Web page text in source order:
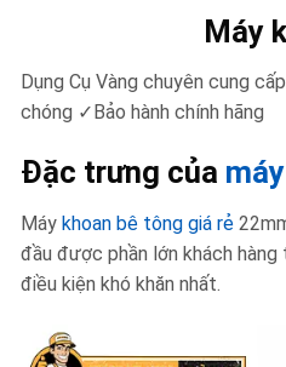
Máy
Dụng Cụ Vàng chuyên cung
chóng ✓Bảo hành chính hãng
Đặc trưng của
Máy khoan bê tông giá rẻ
đầu được phần lớn khách
điều kiện khó khăn nhất.